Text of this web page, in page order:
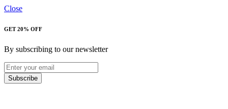
Close
GET 20% OFF
By subscribing to our newsletter
Subscribe